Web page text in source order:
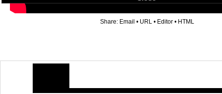
Share: Email • URL • Editor • HTML